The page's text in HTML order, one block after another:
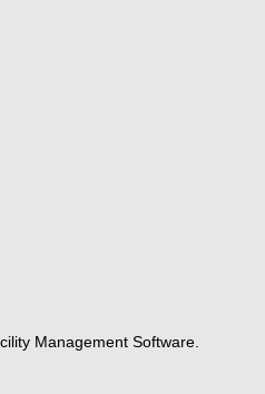
Management Software.